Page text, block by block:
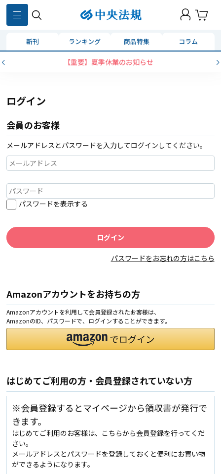
新刊 ランキング 商品特集 コラム
【重要】夏季休業のお知らせ
ログイン
会員のお客様
メールアドレスとパスワードを入力してログインしてください。
パスワードを表示する
パスワードをお忘れの方はこちら
Amazonアカウントをお持ちの方
Amazonアカウントを利用して会員登録されたお客様は、
AmazonのID、パスワードで、ログインすることができます。
はじめてご利用の方・会員登録されていない方
※会員登録するとマイページから領収書が発行で
きます。
はじめてご利用のお客様は、こちらから会員登録を行ってくだ
さい。
メールアドレスとパスワードを登録しておくと便利にお買い物
ができるようになります。